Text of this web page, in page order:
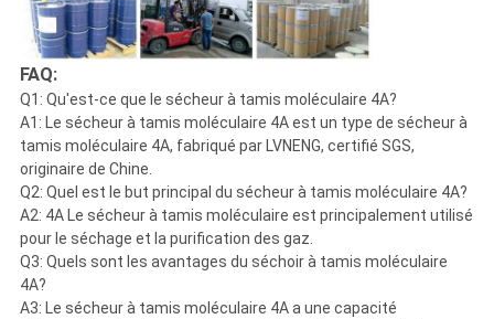
FAQ:
Q1: Qu'est-ce que le sécheur à tamis moléculaire 4A?
A1: Le sécheur à tamis moléculaire 4A est un type de sécheur à
tamis moléculaire 4A, fabriqué par LVNENG, certifié SGS,
originaire de Chine.
Q2: Quel est le but principal du sécheur à tamis moléculaire 4A?
A2: 4A Le sécheur à tamis moléculaire est principalement utilisé
pour le séchage et la purification des gaz.
Q3: Quels sont les avantages du séchoir à tamis moléculaire
4A?
A3: Le sécheur à tamis moléculaire 4A a une capacité